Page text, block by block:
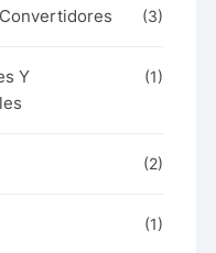
(3)
Y
(1)
(2)
(1)